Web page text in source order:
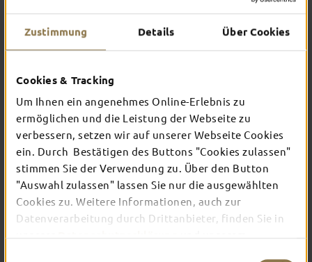
Zustimmung Details Über Cookies
Cookies & Tracking
Um Ihnen ein angenehmes Online-Erlebnis zu
ermöglichen und die Leistung der Webseite zu
verbessern, setzen wir auf unserer Webseite Cookies
ein. Durch Bestätigen des Buttons "Cookies zulassen"
stimmen Sie der Verwendung zu. Über den Button
"Auswahl zulassen" lassen Sie nur die ausgewählten
Cookies zu. Weitere Informationen, auch zur
Datenverarbeitung durch Drittanbieter, finden Sie in
TOP-EVENTS
In Fulda ist irgendwo immer etwas los: Ob
Konzert, Musical, Erlebnis-Stadtführung oder
Theater – entdecke hier aktuelle Veranstaltungen
und Highlights in und um Fulda.